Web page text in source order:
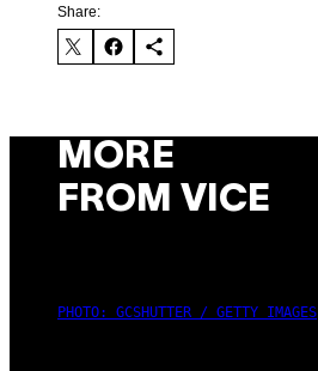
Share:
MORE
FROM VICE
PHOTO: GCSHUTTER / GETTY IMAGES